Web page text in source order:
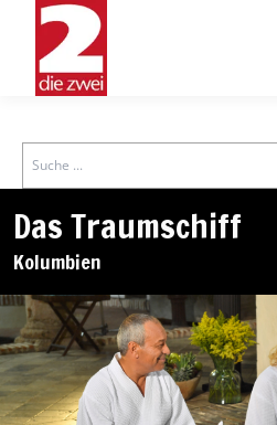
Search
Das Traumschiff
Kolumbien